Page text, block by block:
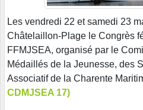
Les vendredi 22 et samedi 23
Châtelaillon-Plage le Congrès
FFMJSEA, organisé par le
Médaillés de la Jeunesse, des
Associatif de la Charente
CDMJSEA 17)